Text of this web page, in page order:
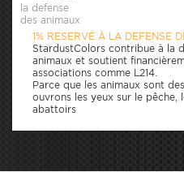
1% RESERVÉ À LA DEFENSE
StardustColors contribue à la
animaux et soutient
associations comme L214.
Parce que les animaux sont
ouvrons les yeux sur le pêche,
abattoirs